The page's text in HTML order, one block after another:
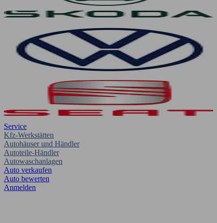
Service
Kfz-Werkstätten
Autohäuser und Händler
Autoteile-Händler
Autowaschanlagen
Auto verkaufen
Auto bewerten
Anmelden